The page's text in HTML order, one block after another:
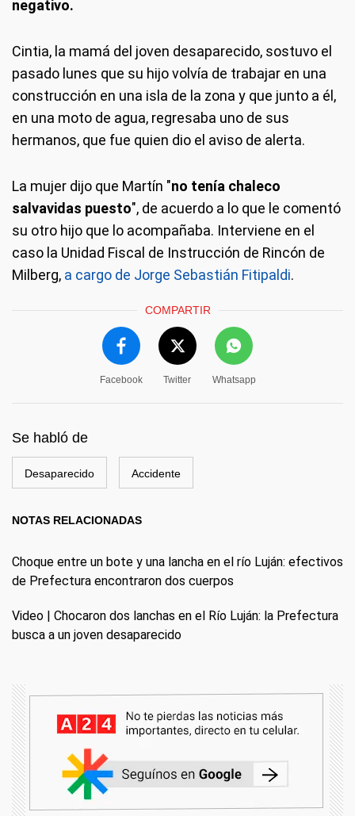
negativo.
Cintia, la mamá del joven desaparecido, sostuvo el
pasado lunes que su hijo volvía de trabajar en una
construcción en una isla de la zona y que junto a él,
en una moto de agua, regresaba uno de sus
hermanos, que fue quien dio el aviso de alerta.
La mujer dijo que Martín "no tenía chaleco
salvavidas puesto", de acuerdo a lo que le comentó
su otro hijo que lo acompañaba. Interviene en el
caso la Unidad Fiscal de Instrucción de Rincón de
Milberg, a cargo de Jorge Sebastián Fitipaldi.
COMPARTIR
Facebook Twitter Whatsapp
Se habló de
Desaparecido Accidente
NOTAS RELACIONADAS
Choque entre un bote y una lancha en el río Luján: efectivos
de Prefectura encontraron dos cuerpos
Video | Chocaron dos lanchas en el Río Luján: la Prefectura
busca a un joven desaparecido